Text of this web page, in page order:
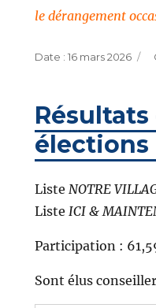
le dérangement
Publié
16 mars 2026
Résultats
Liste NOTRE
Liste ICI &
Participation :
Sont élus